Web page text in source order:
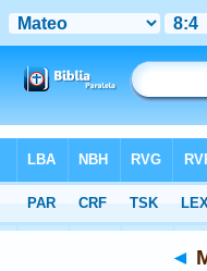
>Mateo > Capítulo 8> Verso 4
◄